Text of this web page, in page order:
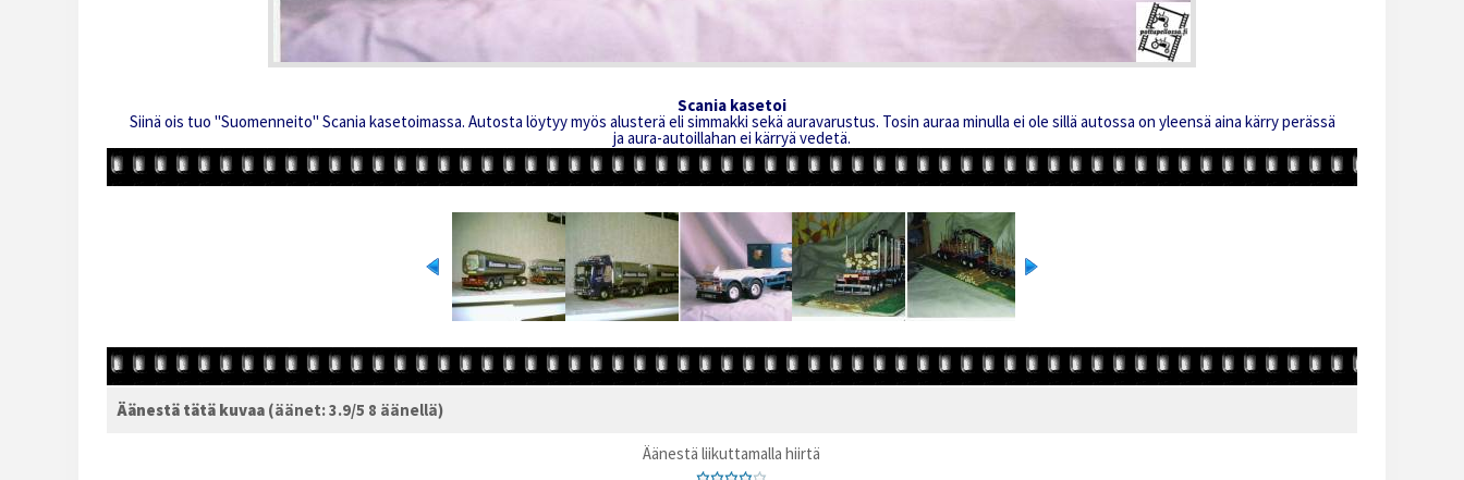
Scania kasetoi
Siinä ois tuo "Suomenneito" Scania kasetoimassa. Autosta löytyy myös alusterä eli simmakki sekä auravarustus. Tosin auraa minulla ei ole sillä autossa on yleensä aina kärry perässä
ja aura-autoillahan ei kärryä vedetä.
Äänestä tätä kuvaa (äänet: 3.9/5 8 äänellä)
Äänestä liikuttamalla hiirtä